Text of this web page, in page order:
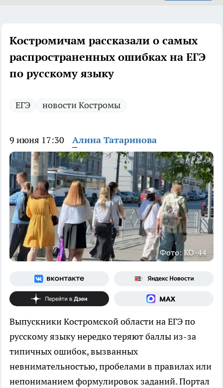
Костромичам рассказали о самых
распространенных ошибках на ЕГЭ
по русскому языку
ЕГЭ новости Костромы
9 июня 17:30 Алина Татаринова
Фото: КО-44
Выпускники Костромской области на ЕГЭ по
русскому языку нередко теряют баллы из-за
типичных ошибок, вызванных
невнимательностью, пробелами в правилах или
непониманием формулировок заданий. Портал